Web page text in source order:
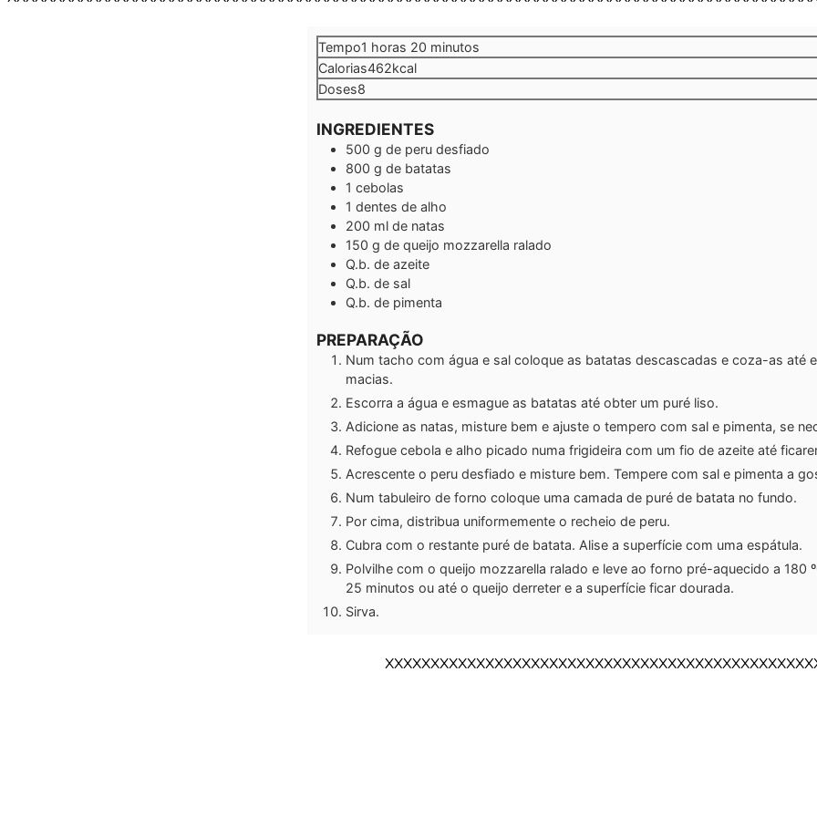
Tempo1 hora
horas 20 minutos
minutos
Calorias462kcal
Doses8
INGREDIENTES
500 g de peru desfiado
800 g de batatas
1 cebolas
1 dentes de alho
200 ml de natas
150 g de queijo mozzarella ralado
Q.b. de azeite
Q.b. de sal
Q.b. de pimenta
PREPARAÇÃO
Num tacho com água e sal coloque as batatas descascadas e coza-as até
macias.
Escorra a água e esmague as batatas até obter um puré liso.
Adicione as natas, misture bem e ajuste o tempero com sal e pimenta, se
Refogue cebola e alho picado numa frigideira com um fio de azeite até
Acrescente o peru desfiado e misture bem. Tempere com sal e pimenta a
Num tabuleiro de forno coloque uma camada de puré de batata no fundo.
Por cima, distribua uniformemente o recheio de peru.
Cubra com o restante puré de batata. Alise a superfície com uma espátula.
Polvilhe com o queijo mozzarella ralado e leve ao forno pré-aquecido a 180
25 minutos ou até o queijo derreter e a superfície ficar dourada.
Sirva.